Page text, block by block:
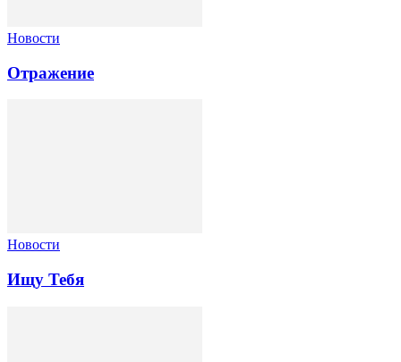
Новости
Отражение
Новости
Ищу Тебя